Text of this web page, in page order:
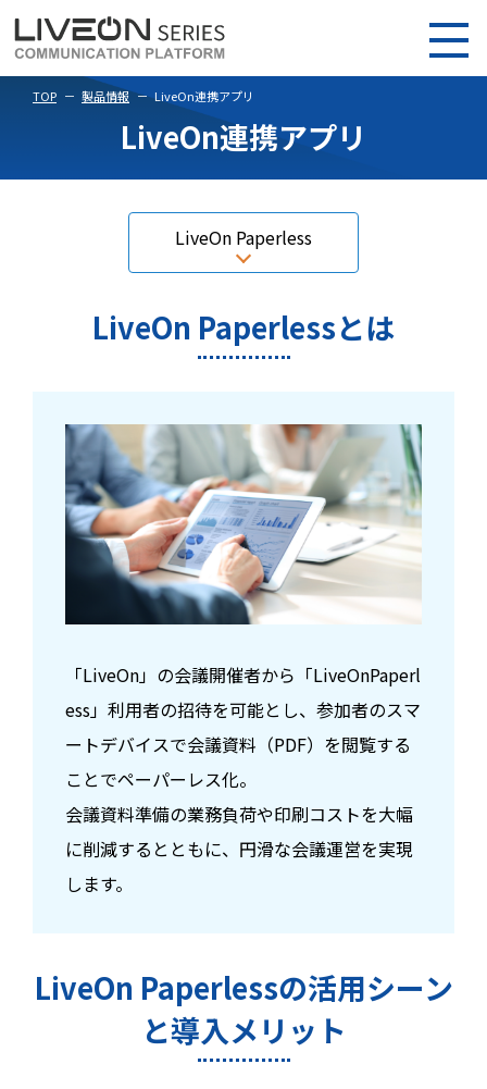
TOP 製品情報 LiveOn連携アプリ
LiveOn連携アプリ
LiveOn Paperless
LiveOn Paperlessとは
「LiveOn」の会議開催者から「LiveOnPaperl
ess」利用者の招待を可能とし、参加者のスマ
ートデバイスで会議資料（PDF）を閲覧する
ことでペーパーレス化。
会議資料準備の業務負荷や印刷コストを大幅
に削減するとともに、円滑な会議運営を実現
します。
LiveOn Paperlessの活用シーン
と導入メリット